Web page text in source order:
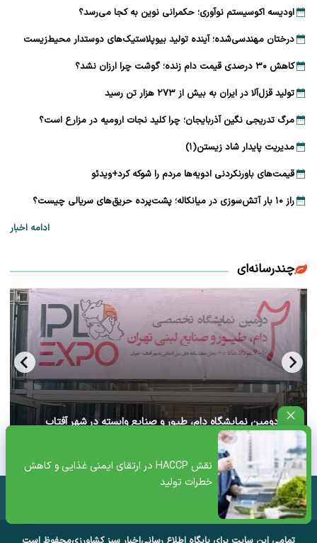
نقش HACCP در ارتقای ایمنی غذایی و کاهش
خطرات تولید
اودیسه اکوسیستم نوآوری؛ حکمرانی نوین به کجا می‌رسد؟
درختان مهندسی‌شده؛ آینده تولید بیوپلاستیک‌های دوستدار محیط‌زیست
کاهش ۳۰ درصدی قیمت دام زنده؛ گوشت چرا ارزان نشد؟
تولید قزل‌آلا در ایران به بیش از ۲۷۳ هزار تن رسید
مرگ تدریجی نگین آذربایجان؛ چرا کلید نجات ارومیه در مزارع است؟
مدیریت پایدار شاد زیستن(۱)
قیمت‌های باورنکردنی ادویه‌ها مردم را شوکه کرد+ویدئو
راز ۱۰ بار آتش‌سوزی در میانکاله؛ پشت‌پرده حریق‌های سریالی چیست؟
ادامه اخبار
چندرسانه‌ای
آغاز دومین نمایشگاه دام، طیور و صنایع وابسته در شهر آفتاب
تهران+ ویدئو